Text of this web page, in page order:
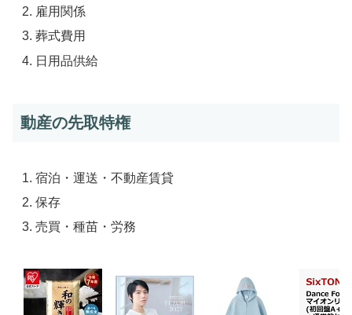
雇用関係
葬式費用
日用品供給
動産の先取特権
宿泊・運送・不動産賃貸
保存
売買・種苗・労務